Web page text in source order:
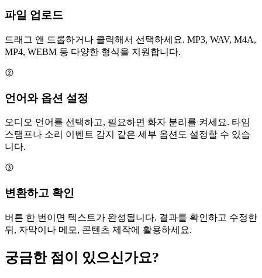
파일 업로드
드래그 앤 드롭하거나 클릭해서 선택하세요. MP3, WAV, M4A,
MP4, WEBM 등 다양한 형식을 지원합니다.
언어와 옵션 설정
오디오 언어를 선택하고, 필요하면 화자 분리를 켜세요. 타임
스탬프나 소리 이벤트 감지 같은 세부 옵션도 설정할 수 있습
니다.
변환하고 확인
버튼 한 번이면 텍스트가 완성됩니다. 결과를 확인하고 수정한
뒤, 자막이나 메모, 콘텐츠 제작에 활용하세요.
궁금한 점이 있으신가요?